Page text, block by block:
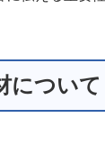
について